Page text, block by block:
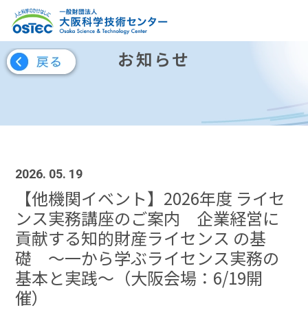
お知らせ
2026. 05. 19
【他機関イベント】2026年度 ライセ
ンス実務講座のご案内 企業経営に
貢献する知的財産ライセンス の基
礎 ～一から学ぶライセンス実務の
基本と実践～（大阪会場：6/19開
催）